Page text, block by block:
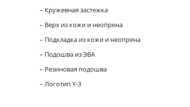
– Кружевная застежка
– Верх из кожи и неопрена
– Подкладка из кожи и неопрена
– Подошва из ЭВА
– Резиновая подошва
– Логотип Y-3